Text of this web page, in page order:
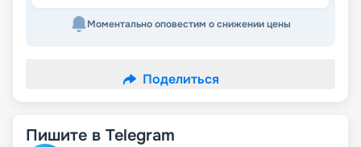
Моментально оповестим о снижении цены
Поделиться
Пишите в Telegram